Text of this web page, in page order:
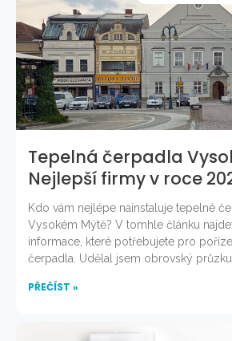
Tepelná čerpadla
Nejlepší firmy v roce
Kdo vám nejlépe nainstaluje tepelné
Vysokém Mýtě? V tomhle článku
informace, které potřebujete pro
čerpadla. Udělal jsem obrovský
PŘEČÍST »